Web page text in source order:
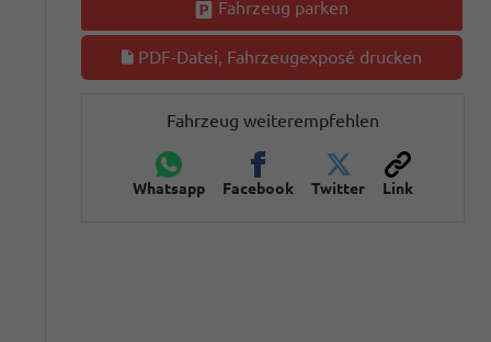
Fahrzeug parken
PDF-Datei, Fahrzeugexposé drucken
Fahrzeug weiterempfehlen
Whatsapp Facebook Twitter Link